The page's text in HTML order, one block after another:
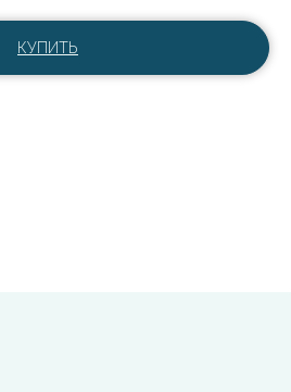
КУПИТЬ